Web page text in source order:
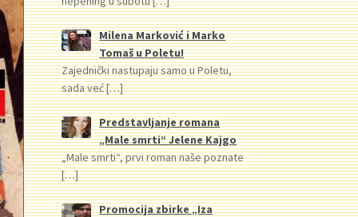
Milena Marković i Marko
Tomaš u Poletu!
Zajednički nastupaju samo u Poletu,
sada već[…]
Predstavljanje romana
„Male smrti“ Jelene Kajgo
„Male smrti“, prvi roman naše poznate
[…]
Promocija zbirke „Iza